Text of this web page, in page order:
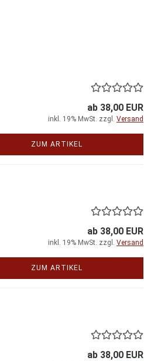
ab 38,00 EUR
inkl. 19% MwSt. zzgl. Versand
ZUM ARTIKEL
ab 38,00 EUR
inkl. 19% MwSt. zzgl. Versand
ZUM ARTIKEL
ab 38,00 EUR